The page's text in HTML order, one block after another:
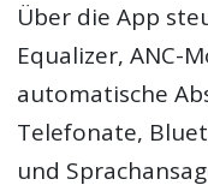
Über die App
Equalizer, ANC-
automatische
Telefonate,
und